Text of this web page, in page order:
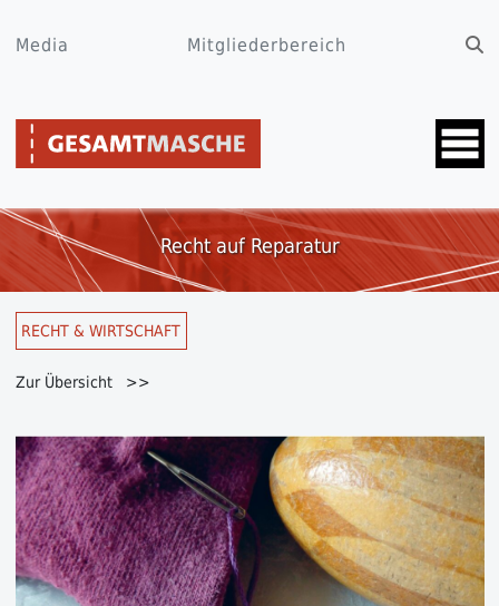
Media Mitgliederbereich
Recht auf Reparatur
RECHT & WIRTSCHAFT
Zur Übersicht >>